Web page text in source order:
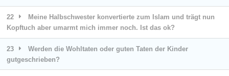
22
Meine Halbschwester konvertierte zum Islam und trägt nun
Kopftuch aber umarmt mich immer noch. Ist das ok?
23
Werden die Wohltaten oder guten Taten der Kinder
gutgeschrieben?